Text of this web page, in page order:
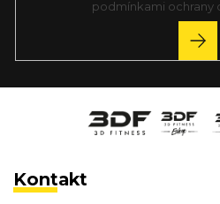
podmínkami ochrany
SE
Kontakt